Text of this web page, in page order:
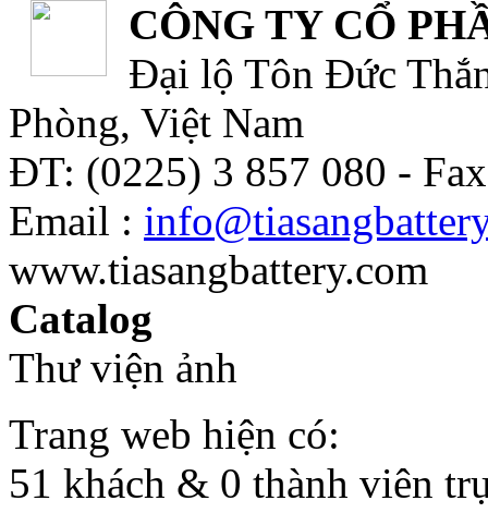
CÔNG TY CỔ
Đại lộ Tôn Đức
Phòng, Việt Nam
ĐT: (0225) 3 857 080 -
Email :
www.tiasangbattery.com
Catalog
Thư viện ảnh
Trang web hiện có:
51 khách & 0 thành viên